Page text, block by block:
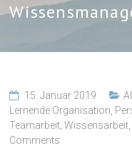
15. Januar 2019
Lernende Organisation
Teamarbeit ,Wissensarbeit
Comments